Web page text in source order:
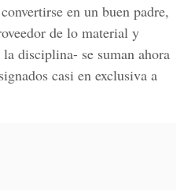
en un buen padre,
de lo material y
disciplina- se suman ahora
casi en exclusiva a